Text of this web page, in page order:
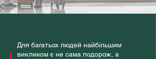
Для багатьох людей найбільшим
викликом є не сама подорож, а